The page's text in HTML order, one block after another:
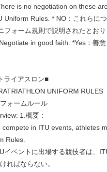
is no negotiation on these
Uniform Rules. * NO：これらに
フォーム規則で説明されたとお
in good faith. *Yes：善
ライアスロン■
UNIFORM
ォームルール
1.概要：
compete in ITU events, athletes
Rules.
イベントに出場する競技者は、
ればならない。